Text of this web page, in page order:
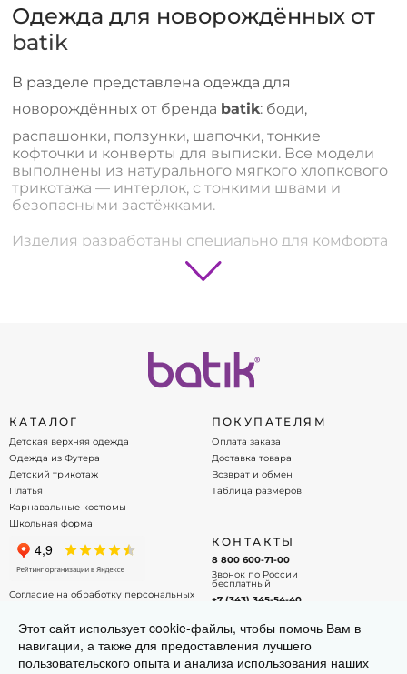
Одежда для новорождённых от
batik
В разделе представлена одежда для
новорождённых от бренда batik: боди,
распашонки, ползунки, шапочки, тонкие
кофточки и конверты для выписки. Все модели
выполнены из натурального мягкого хлопкового
трикотажа — интерлок, с тонкими швами и
безопасными застёжками.
Изделия разработаны специально для комфорта
новорождённых: гипоаллергенные материалы,
плоские швы, кнопки‑безопасность и удобный
выписке из роддома.
российское производство, экологичные
материалы, деликатный крой и широкий
размерный ряд от 50 до 80 роста. Удобный
онлайн‑заказ и доставка по всей России. batik —
комфорт и безопасность для самых маленьких.
КАТАЛОГ
Детская верхняя одежда
Одежда из Футера
Детский трикотаж
Платья
Карнавальные костюмы
Школьная форма
ПОКУПАТЕЛЯМ
Оплата заказа
Доставка товара
Возврат и обмен
Таблица размеров
Согласие на обработку персональных
КОНТАКТЫ
8 800 600-71-00
Звонок по России
бесплатный
+7 (343) 345-54-40
info@batik.ru
Напишите нам на почту!
Этот сайт использует cookie-файлы, чтобы помочь Вам в
навигации, а также для предоставления лучшего
пользовательского опыта и анализа использования наших